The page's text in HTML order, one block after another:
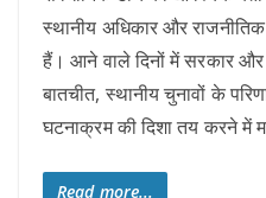
स्थानीय अधिकार और राजनीतिक
हैं। आने वाले दिनों में सरकार और
बातचीत, स्थानीय चुनावों के
घटनाक्रम की दिशा तय करने में
Read more...